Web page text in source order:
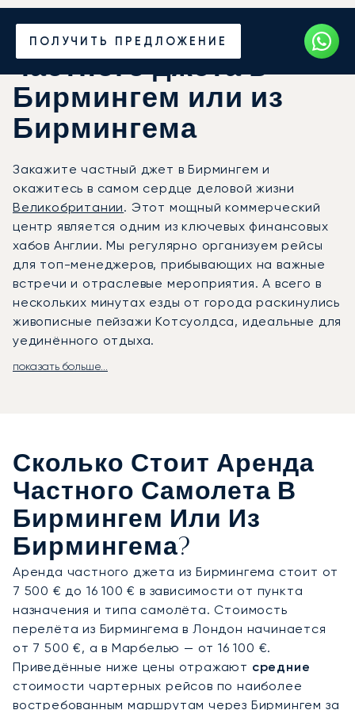
ПОЛУЧИТЬ ПРЕДЛОЖЕНИЕ
Закажите аренду
частного джета в
Бирмингем или из
Бирмингема
Закажите частный джет в Бирмингем и
окажитесь в самом сердце деловой жизни
Великобритании. Этот мощный коммерческий
центр является одним из ключевых финансовых
хабов Англии. Мы регулярно организуем рейсы
для топ-менеджеров, прибывающих на важные
встречи и отраслевые мероприятия. А всего в
нескольких минутах езды от города раскинулись
живописные пейзажи Котсуолдса, идеальные для
уединённого отдыха.
Мы организуем перелёт в полном соответствии
центр, бизнес-парк Бирмингема или любую
другую точку города отдохнувшим и полностью
трансфер, чтобы вы не потеряли ни минуты
своего времени.
Летайте с уверенностью, зная, что наши
ключевые клиенты, включая корпоративные
лётные отделы, доверяют нам свои перелёты на
протяжении многих лет. Этот проверенный
временем кредит доверия — ваша гарантия
того, что ключевая деловая поездка в один из
главных коммерческих центров Великобритании
показать больше...
Сколько Стоит Аренда
Частного Самолета В
Бирмингем Или Из
Бирмингема?
Аренда частного джета из Бирмингема стоит от
7 500 € до 16 100 € в зависимости от пункта
назначения и типа самолёта. Стоимость
перелёта из Бирмингема в Лондон начинается
от 7 500 €, а в Марбелью — от 16 100 €.
Приведённые ниже цены отражают средние
стоимости чартерных рейсов по наиболее
востребованным маршрутам через Бирмингем за